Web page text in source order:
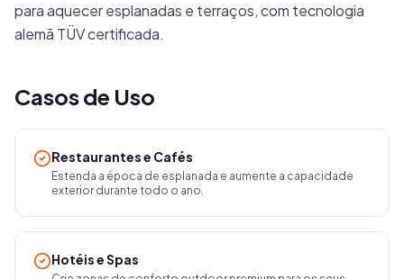
para aquecer esplanadas e terraços, com tecnologia
alemã TÜV certificada.
Casos de Uso
Restaurantes e Cafés
Estenda a época de esplanada e aumente a capacidade
exterior durante todo o ano.
Hotéis e Spas